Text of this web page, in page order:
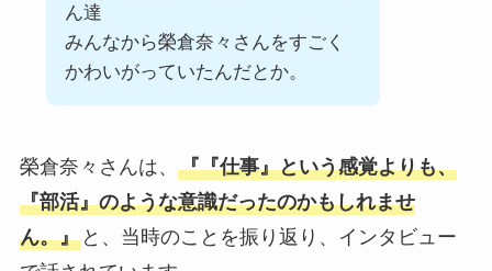
ん達
みんなから榮倉奈々さんをすごく
かわいがっていたんだとか。
榮倉奈々さんは、 『『仕事』という感覚よりも、
『部活』のような意識だったのかもしれませ
ん。』と、当時のことを振り返り、インタビュー